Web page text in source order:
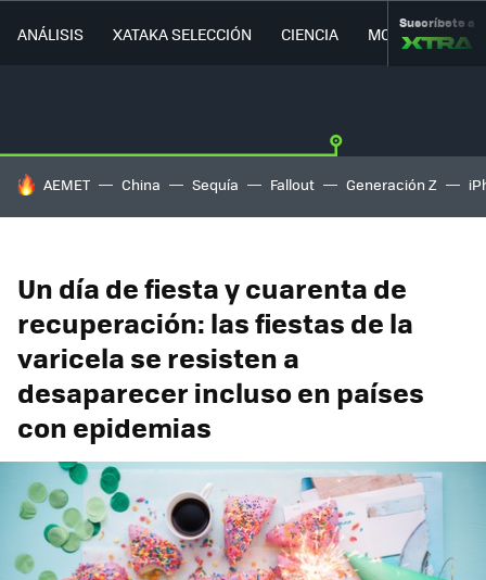
ANÁLISIS XATAKA SELECCIÓN CIENCIA MOVILIDAD
Suscríbete a
HOY SE HABLA DE
AEMET China Sequía Fallout Generación Z
Un día de fiesta y cuarenta de
recuperación: las fiestas de la
varicela se resisten a
desaparecer incluso en países
con epidemias